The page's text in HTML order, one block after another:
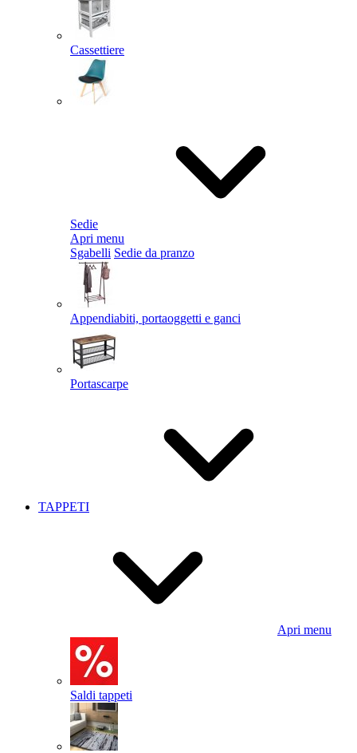
Cassettiere
Sedie
Apri menu
Sgabelli Sedie da pranzo
Appendiabiti, portaoggetti e ganci
Portascarpe
TAPPETI
Apri menu
Saldi tappeti